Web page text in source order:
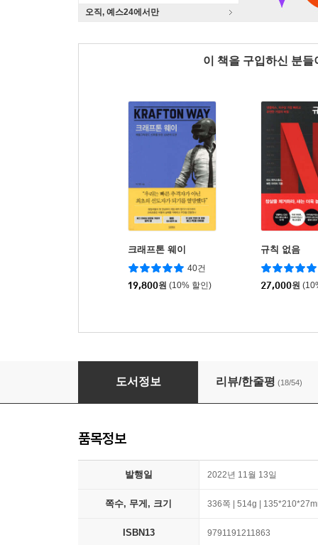
오직, 예스24에서만
이 책을 구입하신 분
크래프톤 웨이
40건
19,800원 (10% 할인)
규칙 없음
27,000원
유난한 도전
도서정보 리뷰/한줄평 (18/54)
품목정보
발행일 2022년 11월 13일
쪽수, 무게, 크기 336쪽 | 514g |
ISBN13 9791191211863